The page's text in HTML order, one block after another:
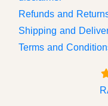
Refunds and
Shipping and
Terms and